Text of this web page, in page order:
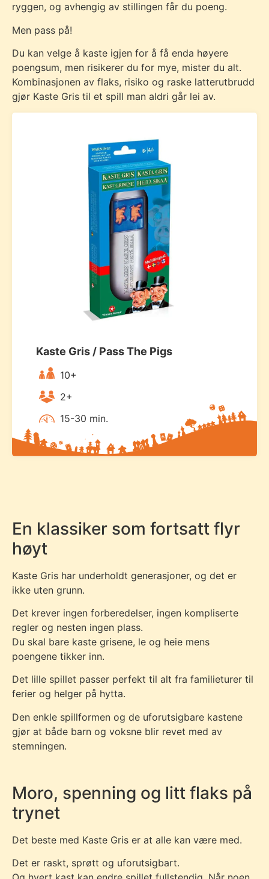
ryggen, og avhengig av stillingen får du poeng.
Men pass på!
Du kan velge å kaste igjen for å få enda høyere
poengsum, men risikerer du for mye, mister du alt.
Kombinasjonen av flaks, risiko og raske latterutbrudd
gjør Kaste Gris til et spill man aldri går lei av.
Kaste Gris / Pass The Pigs
10+
2+
15-30 min.
En klassiker som fortsatt flyr
høyt
Kaste Gris har underholdt generasjoner, og det er
ikke uten grunn.
Det krever ingen forberedelser, ingen kompliserte
regler og nesten ingen plass.
Du skal bare kaste grisene, le og heie mens
poengene tikker inn.
Det lille spillet passer perfekt til alt fra familieturer til
ferier og helger på hytta.
Den enkle spillformen og de uforutsigbare kastene
gjør at både barn og voksne blir revet med av
stemningen.
Moro, spenning og litt flaks på
trynet
Det beste med Kaste Gris er at alle kan være med.
Det er raskt, sprøtt og uforutsigbart.